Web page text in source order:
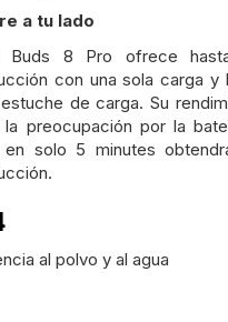
a tu lado
Buds 8 Pro ofrece
con una sola carga y
de carga. Su
la preocupación por la
en solo 5 minutes
al polvo y al agua